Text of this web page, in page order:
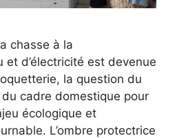
chasse à la
et d’électricité est devenue
la question du
cadre domestique pour
écologique et
L’ombre protectrice